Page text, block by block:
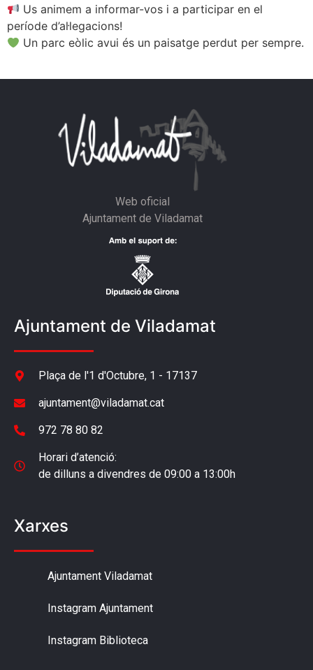
Us animem a informar-vos i a participar en el
període d’al·legacions!
Un parc eòlic avui és un paisatge perdut per sempre.
Web oficial
Ajuntament de Viladamat
Ajuntament de Viladamat
Plaça de l'1 d'Octubre, 1 - 17137
ajuntament@viladamat.cat
972 78 80 82
Horari d’atenció:
de dilluns a divendres de 09:00 a 13:00h
Xarxes
Ajuntament Viladamat
Instagram Ajuntament
Instagram Biblioteca